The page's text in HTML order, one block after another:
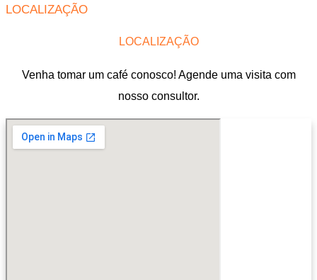
LOCALIZAÇÃO
LOCALIZAÇÃO
Venha tomar um café conosco! Agende uma visita com
nosso consultor.